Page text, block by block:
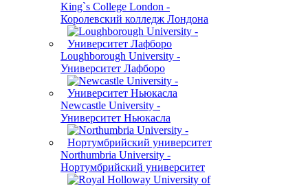
King`s College London -
Королевский колледж Лондона
Loughborough University -
Университет Лафборо
Newcastle University -
Университет Ньюкасла
Northumbria University -
Нортумбрийский университет